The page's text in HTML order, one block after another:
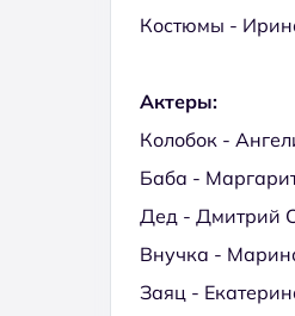
Костюмы -
Актеры:
Колобок -
Баба -
Дед - Дмитрий
Внучка -
Заяц -